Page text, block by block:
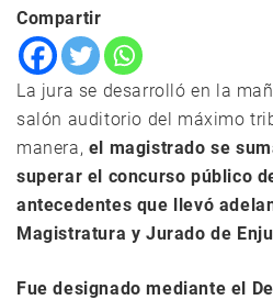
Compartir
La jura se desarrolló en la
salón auditorio del máximo
manera, el magistrado se
superar el concurso público
antecedentes que llevó
Magistratura y Jurado de
Fue designado mediante el